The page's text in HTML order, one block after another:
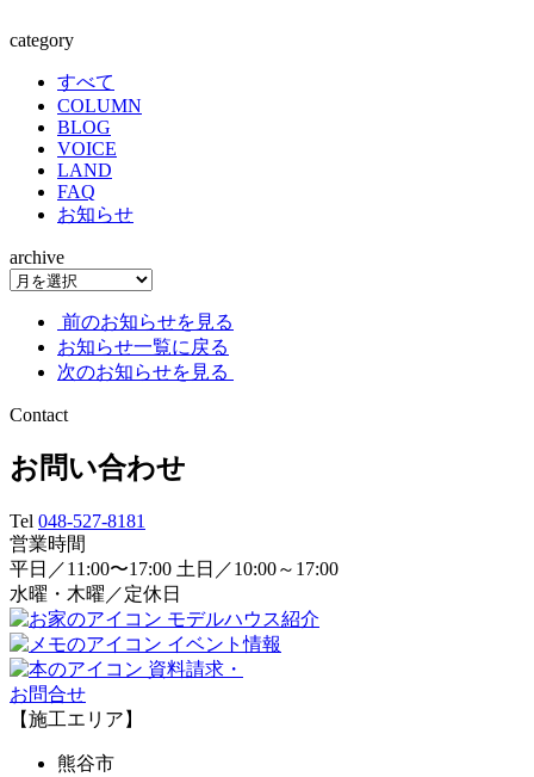
category
すべて
COLUMN
BLOG
VOICE
LAND
FAQ
お知らせ
archive
前のお知らせを見る
お知らせ一覧に戻る
次のお知らせを見る
Contact
お問い合わせ
Tel 048-527-8181
営業時間
平日／11:00〜17:00 土日／10:00～17:00
水曜・木曜／定休日
モデルハウス紹介
イベント情報
資料請求・
お問合せ
【施工エリア】
熊谷市